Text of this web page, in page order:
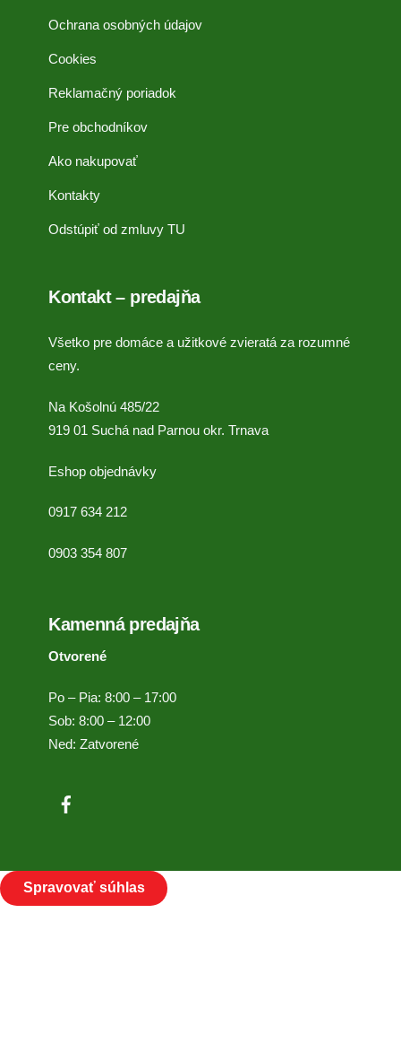
Ochrana osobných údajov
Cookies
Reklamačný poriadok
Pre obchodníkov
Ako nakupovať
Kontakty
Odstúpiť od zmluvy TU
Kontakt – predajňa
Všetko pre domáce a užitkové zvieratá za rozumné
ceny.
Na Košolnú 485/22
919 01 Suchá nad Parnou okr. Trnava
Eshop objednávky
0917 634 212
0903 354 807
Kamenná predajňa
Otvorené
Po – Pia: 8:00 – 17:00
Sob: 8:00 – 12:00
Ned: Zatvorené
Spravovať súhlas